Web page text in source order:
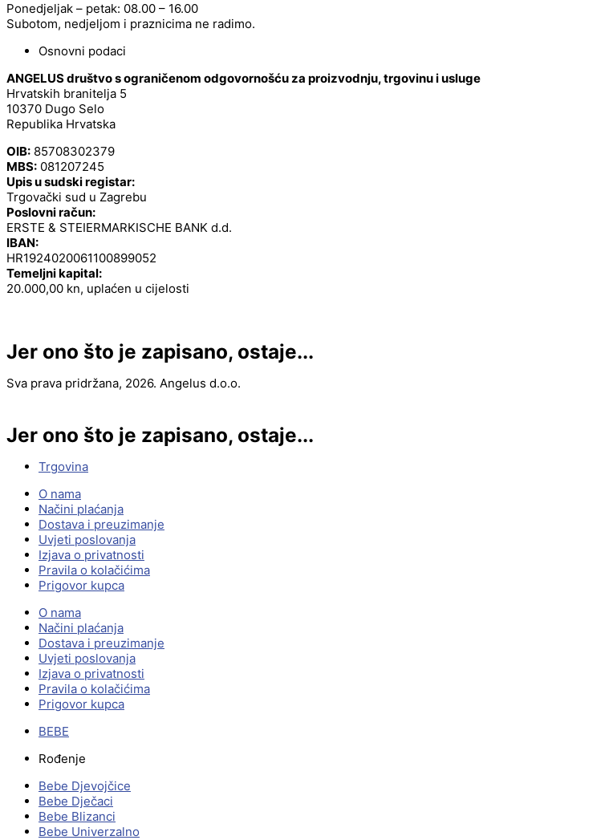
Ponedjeljak – petak: 08.00 – 16.00
Subotom, nedjeljom i praznicima ne radimo.
Osnovni podaci
ANGELUS društvo s ograničenom odgovornošću za proizvodnju, trgovinu i usluge
Hrvatskih branitelja 5
10370 Dugo Selo
Republika Hrvatska
OIB: 85708302379
MBS: 081207245
Upis u sudski registar:
Trgovački sud u Zagrebu
Poslovni račun:
ERSTE & STEIERMARKISCHE BANK d.d.
IBAN:
HR1924020061100899052
Temeljni kapital:
20.000,00 kn, uplaćen u cijelosti
Jer ono što je zapisano, ostaje...
Sva prava pridržana, 2026. Angelus d.o.o.
Jer ono što je zapisano, ostaje...
Trgovina
O nama
Načini plaćanja
Dostava i preuzimanje
Uvjeti poslovanja
Izjava o privatnosti
Pravila o kolačićima
Prigovor kupca
O nama
Načini plaćanja
Dostava i preuzimanje
Uvjeti poslovanja
Izjava o privatnosti
Pravila o kolačićima
Prigovor kupca
BEBE
Rođenje
Bebe Djevojčice
Bebe Dječaci
Bebe Blizanci
Bebe Univerzalno